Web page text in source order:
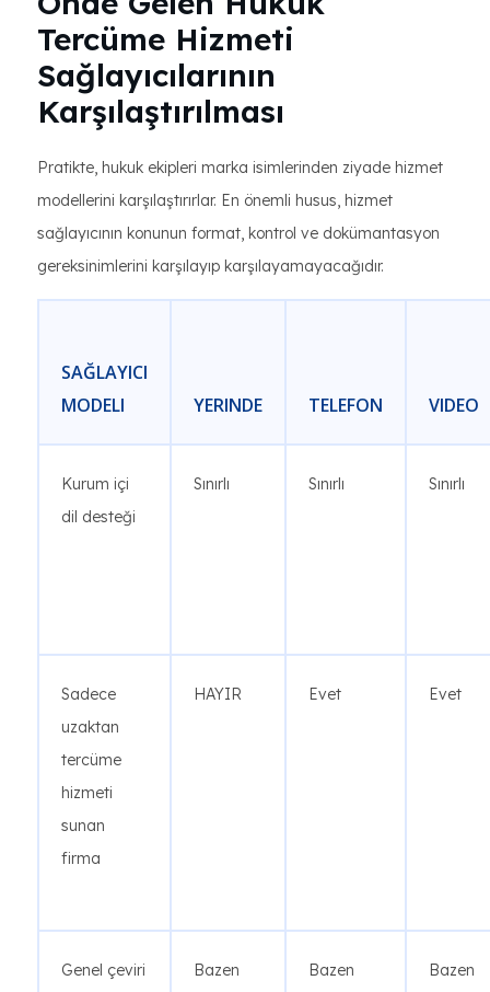
Tercüme Hizmeti
Sağlayıcılarının
Karşılaştırılması
Pratikte, hukuk ekipleri marka isimlerinden ziyade hizmet
modellerini karşılaştırırlar. En önemli husus, hizmet
sağlayıcının konunun format, kontrol ve dokümantasyon
gereksinimlerini karşılayıp karşılayamayacağıdır.
SAĞLAYICI
MODELI
YERINDE TELEFON VIDEO
Kurum içi
dil desteği
Sınırlı Sınırlı Sınırlı
Sadece
uzaktan
tercüme
hizmeti
sunan
firma
HAYIR Evet Evet
Genel çeviri
Bazen Bazen Bazen